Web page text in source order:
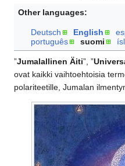
Other languages:
Deutsch English
português
suomi
”Jumalallinen Äiti”, ”
ovat kaikki vaihtoehtoisia
polariteetille, Jumalan